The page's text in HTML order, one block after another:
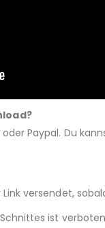
Paypal. Du
versendet,
ist